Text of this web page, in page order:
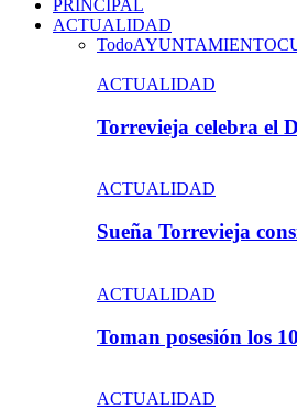
PRINCIPAL
ACTUALIDAD
TodoAYUNTAMIENTO
ACTUALIDAD
Torrevieja celebra el
ACTUALIDAD
Sueña Torrevieja
ACTUALIDAD
Toman posesión los
ACTUALIDAD